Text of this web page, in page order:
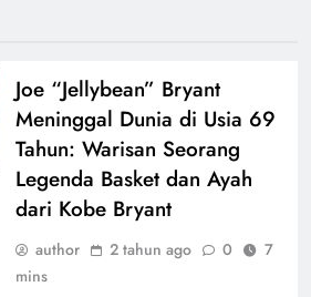
Joe “Jellybean” Bryant
Meninggal Dunia di Usia 69
Tahun: Warisan Seorang
Legenda Basket dan Ayah
dari Kobe Bryant
author 2 tahun ago 0
7
mins